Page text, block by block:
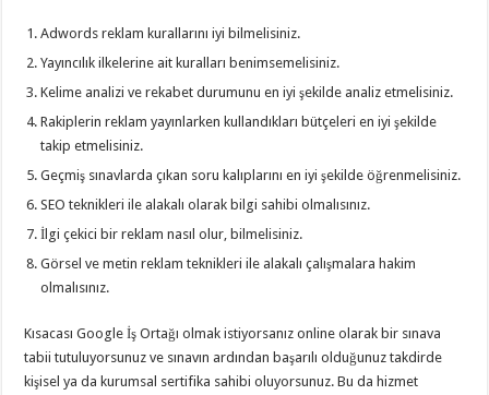
Adwords reklam kurallarını iyi bilmelisiniz.
Yayıncılık ilkelerine ait kuralları benimsemelisiniz.
Kelime analizi ve rekabet durumunu en iyi şekilde analiz etmelisiniz.
Rakiplerin reklam yayınlarken kullandıkları bütçeleri en iyi şekilde
takip etmelisiniz.
Geçmiş sınavlarda çıkan soru kalıplarını en iyi şekilde öğrenmelisiniz.
SEO teknikleri ile alakalı olarak bilgi sahibi olmalısınız.
İlgi çekici bir reklam nasıl olur, bilmelisiniz.
Görsel ve metin reklam teknikleri ile alakalı çalışmalara hakim
olmalısınız.
Kısacası Google İş Ortağı olmak istiyorsanız online olarak bir sınava
tabii tutuluyorsunuz ve sınavın ardından başarılı olduğunuz takdirde
kişisel ya da kurumsal sertifika sahibi oluyorsunuz. Bu da hizmet